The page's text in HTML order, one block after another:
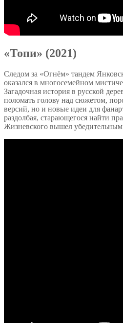
«Топи» (2021)
Следом за «Огнём» тандем
оказался в многосемейном
Загадочная история в русской
поломать голову над сюжетом,
версий, но и новые идеи для
раздолбая, старающегося найти
Жизневского вышел